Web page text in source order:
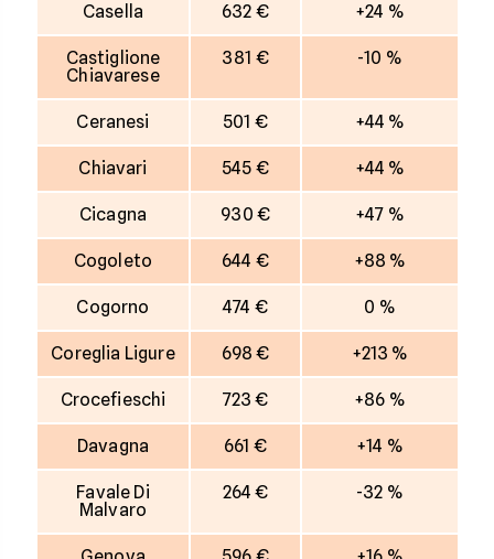
Casella 632 € +24 %
Castiglione
Chiavarese
381 € -10 %
Ceranesi 501 € +44 %
Chiavari 545 € +44 %
Cicagna 930 € +47 %
Cogoleto 644 € +88 %
Cogorno 474 € 0 %
Coreglia Ligure 698 € +213 %
Crocefieschi 723 € +86 %
Davagna 661 € +14 %
Favale Di
Malvaro
264 € -32 %